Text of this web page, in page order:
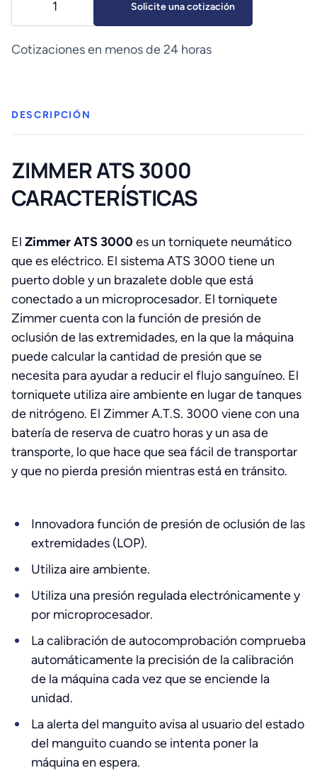
3000
cantidad
Solicite una cotización
Cotizaciones en menos de 24 horas
DESCRIPCIÓN
ZIMMER ATS 3000
CARACTERÍSTICAS
El Zimmer ATS 3000 es un torniquete neumático
que es eléctrico. El sistema ATS 3000 tiene un
puerto doble y un brazalete doble que está
conectado a un microprocesador. El torniquete
Zimmer cuenta con la función de presión de
oclusión de las extremidades, en la que la máquina
puede calcular la cantidad de presión que se
necesita para ayudar a reducir el flujo sanguíneo. El
torniquete utiliza aire ambiente en lugar de tanques
de nitrógeno. El Zimmer A.T.S. 3000 viene con una
batería de reserva de cuatro horas y un asa de
transporte, lo que hace que sea fácil de transportar
y que no pierda presión mientras está en tránsito.
Innovadora función de presión de oclusión de las
extremidades (LOP).
Utiliza aire ambiente.
Utiliza una presión regulada electrónicamente y
por microprocesador.
La calibración de autocomprobación comprueba
automáticamente la precisión de la calibración
de la máquina cada vez que se enciende la
unidad.
La alerta del manguito avisa al usuario del estado
del manguito cuando se intenta poner la
máquina en espera.